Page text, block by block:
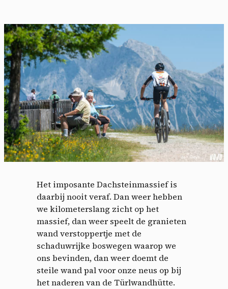
Het imposante Dachsteinmassief is
daarbij nooit veraf. Dan weer hebben
we kilometerslang zicht op het
massief, dan weer speelt de granieten
wand verstoppertje met de
schaduwrijke boswegen waarop we
ons bevinden, dan weer doemt de
steile wand pal voor onze neus op bij
het naderen van de Türlwandhütte.